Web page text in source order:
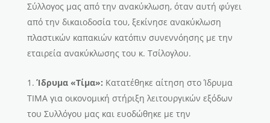
Σύλλογος μας από την ανακύκλωση, όταν αυτή φύγει
από την δικαιοδοσία του, ξεκίνησε ανακύκλωση
πλαστικών καπακιών κατόπιν συνεννόησης με την
εταιρεία ανακύκλωσης του κ. Τσίλογλου.
Ίδρυμα «Τίμα»: Κατατέθηκε αίτηση στο Ίδρυμα
ΤΙΜΑ για οικονομική στήριξη λειτουργικών εξόδων
του Συλλόγου μας και ευοδώθηκε με την